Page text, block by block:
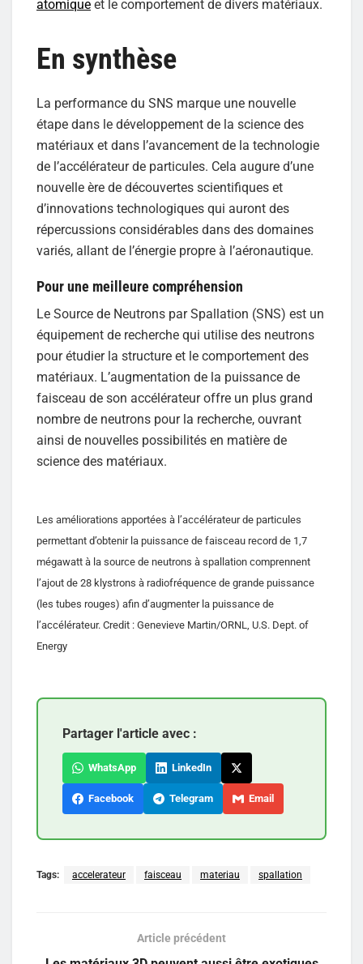
atomique et le comportement de divers matériaux.
En synthèse
La performance du SNS marque une nouvelle
étape dans le développement de la science des
matériaux et dans l’avancement de la technologie
de l’accélérateur de particules. Cela augure d’une
nouvelle ère de découvertes scientifiques et
d’innovations technologiques qui auront des
répercussions considérables dans des domaines
variés, allant de l’énergie propre à l’aéronautique.
Pour une meilleure compréhension
Le Source de Neutrons par Spallation (SNS) est un
équipement de recherche qui utilise des neutrons
pour étudier la structure et le comportement des
matériaux. L’augmentation de la puissance de
faisceau de son accélérateur offre un plus grand
nombre de neutrons pour la recherche, ouvrant
ainsi de nouvelles possibilités en matière de
science des matériaux.
Les améliorations apportées à l’accélérateur de particules
permettant d’obtenir la puissance de faisceau record de 1,7
mégawatt à la source de neutrons à spallation comprennent
l’ajout de 28 klystrons à radiofréquence de grande puissance
(les tubes rouges) afin d’augmenter la puissance de
l’accélérateur. Credit : Genevieve Martin/ORNL, U.S. Dept. of
Energy
Partager l'article avec :
WhatsApp LinkedIn
Facebook Telegram Email
Tags: accelerateur faisceau materiau spallation
Article précédent